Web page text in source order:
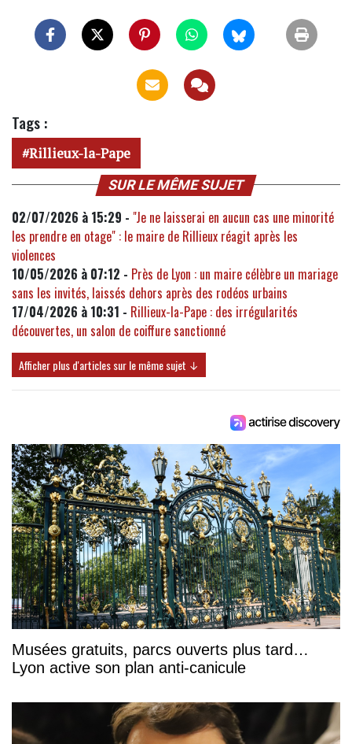
Tags :
Rillieux-la-Pape
SUR LE MÊME SUJET
02/07/2026 à 15:29 - "Je ne laisserai en aucun cas une minorité
les prendre en otage" : le maire de Rillieux réagit après les
violences
10/05/2026 à 07:12 - Près de Lyon : un maire célèbre un mariage
sans les invités, laissés dehors après des rodéos urbains
17/04/2026 à 10:31 - Rillieux-la-Pape : des irrégularités
découvertes, un salon de coiffure sanctionné
Afficher plus d'articles sur le même sujet ↓
Musées gratuits, parcs ouverts plus tard…
Lyon active son plan anti-canicule